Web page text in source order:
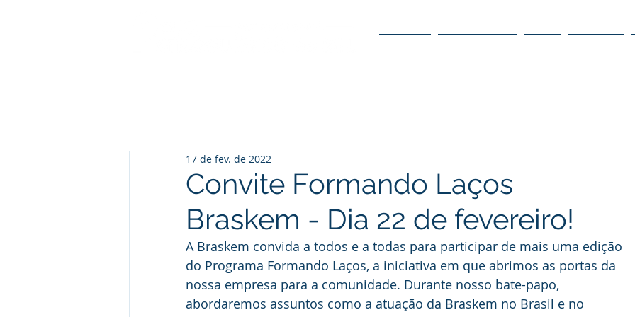
Convite Formando Laços
Braskem - Dia 22 de fevereiro!
17 de fev. de 2022
A Braskem convida a todos e a todas para participar de mais uma edição
do Programa Formando Laços, a iniciativa em que abrimos as portas da
nossa empresa para a comunidade. Durante nosso bate-papo,
abordaremos assuntos como a atuação da Braskem no Brasil e no